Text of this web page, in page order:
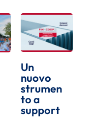
Un
nuovo
strumen
to a
support